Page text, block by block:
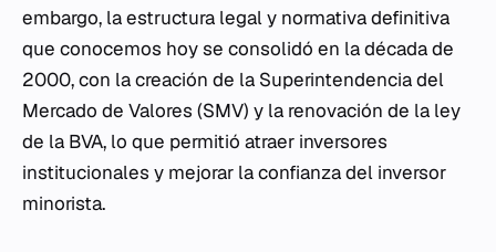
embargo, la estructura legal y normativa definitiva
que conocemos hoy se consolidó en la década de
2000, con la creación de la Superintendencia del
Mercado de Valores (SMV) y la renovación de la ley
de la BVA, lo que permitió atraer inversores
institucionales y mejorar la confianza del inversor
minorista.